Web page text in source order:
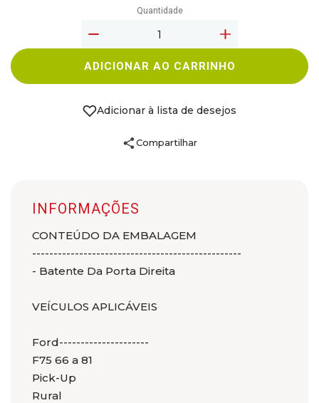
Quantidade
ADICIONAR AO CARRINHO
Adicionar à lista de desejos
Compartilhar
INFORMAÇÕES
CONTEÚDO DA EMBALAGEM
-------------------------------------------------
- Batente Da Porta Direita
VEÍCULOS APLICÁVEIS
Ford---------------------
F75 66 a 81
Pick-Up
Rural